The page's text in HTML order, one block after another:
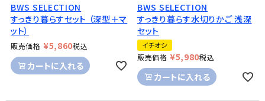
BWS SELECTION
すっきり暮らすセット （深型＋マ
ット）
販売価格 ¥5,860税込
カートに入れる
BWS SELECTION
すっきり暮らす水切りかご 浅深
セット
イチオシ
販売価格 ¥5,980税込
カートに入れる